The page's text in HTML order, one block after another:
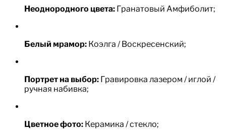
Неоднородного цвета: Гранатовый Амфиболит;
Белый мрамор: Коэлга / Воскресенский;
Портрет на выбор: Гравировка лазером / иглой /
ручная набивка;
Цветное фото: Керамика / стекло;